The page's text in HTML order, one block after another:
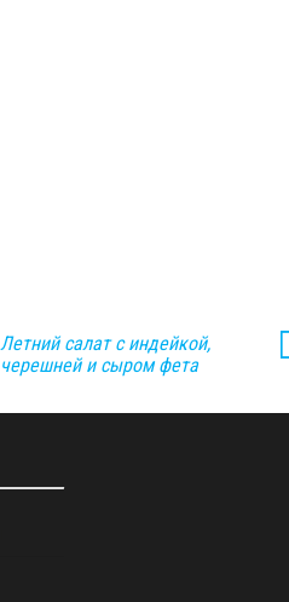
Летний салат с индейкой,
черешней и сыром фета